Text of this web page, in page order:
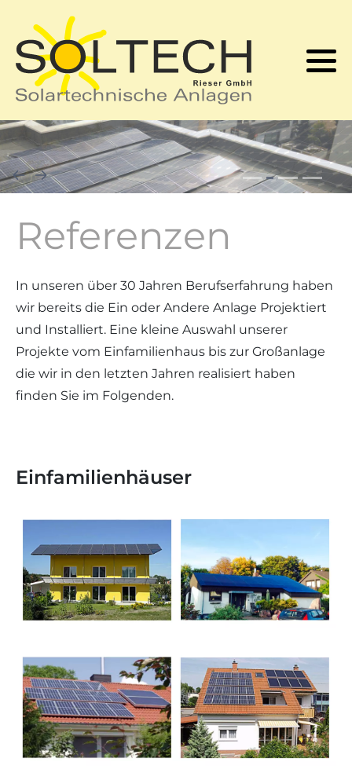
Referenzen
In unseren über 30 Jahren Berufserfahrung haben
wir bereits die Ein oder Andere Anlage Projektiert
und Installiert. Eine kleine Auswahl unserer
Projekte vom Einfamilienhaus bis zur Großanlage
die wir in den letzten Jahren realisiert haben
finden Sie im Folgenden.
Einfamilienhäuser
Kontakt
Login
Referenzen
Solarwärmewissen
Produkte
Förderung
Solarstromwissen
Förderung
Produkte
Solarstromspeicher